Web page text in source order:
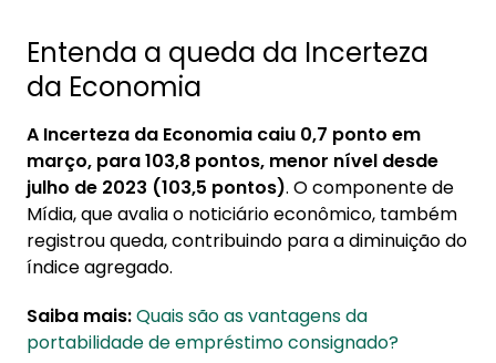
Entenda a queda da Incerteza
da Economia
A Incerteza da Economia caiu 0,7 ponto em
março, para 103,8 pontos, menor nível desde
julho de 2023 (103,5 pontos). O componente de
Mídia, que avalia o noticiário econômico, também
registrou queda, contribuindo para a diminuição do
índice agregado.
Saiba mais:Quais são as vantagens da
portabilidade de empréstimo consignado?